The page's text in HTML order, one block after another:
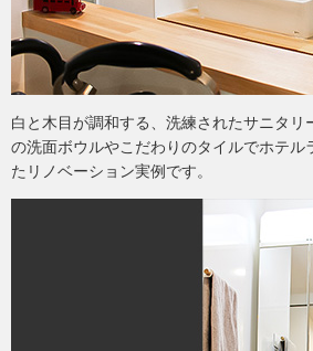
白と木目が調和する、洗練されたサニタ
の洗面ボウルやこだわりのタイルでホテ
たリノベーション実例です。